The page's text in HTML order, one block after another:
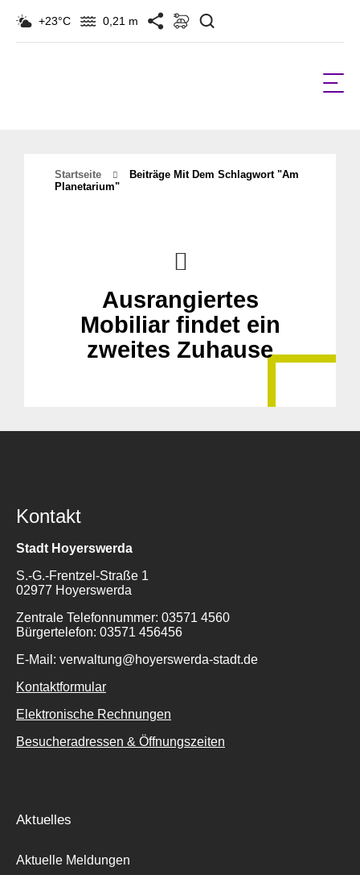
+23°C 0,21 m
Startseite
Beiträge Mit Dem Schlagwort "Am
Planetarium"
Ausrangiertes
Mobiliar findet ein
zweites Zuhause
Kontakt
Stadt Hoyerswerda
S.-G.-Frentzel-Straße 1
02977 Hoyerswerda
Zentrale Telefonnummer: 03571 4560
Bürgertelefon: 03571 456456
E-Mail: verwaltung@hoyerswerda-stadt.de
Kontaktformular
Elektronische Rechnungen
Besucheradressen & Öffnungszeiten
Aktuelles
Aktuelle Meldungen